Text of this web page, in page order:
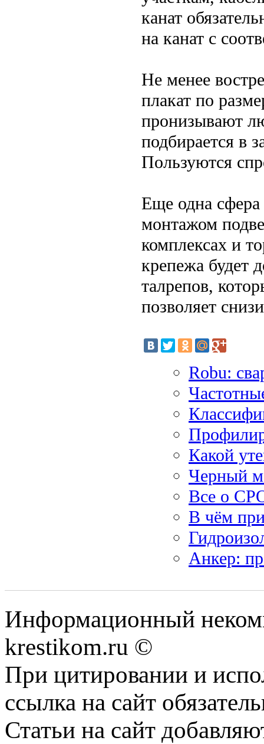
канат
на канат с
Не менее
плакат по
пронизывают
подбирается в
Пользуются
Еще одна сфера
монтажом
комплексах и
крепежа будет
талрепов,
позволяет
Robu:
Какой
Черный
Все о
В чём
Анкер:
Информационный
krestikom.ru ©
При цитировании и
ссылка на сайт
Статьи на сайт